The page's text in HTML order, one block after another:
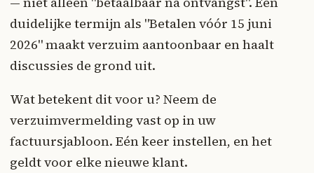
duidelijke termijn als "Betalen vóór 15 juni
2026" maakt verzuim aantoonbaar en haalt
discussies de grond uit.
Wat betekent dit voor u? Neem de
verzuimvermelding vast op in uw
factuursjabloon. Eén keer instellen, en het
geldt voor elke nieuwe klant.